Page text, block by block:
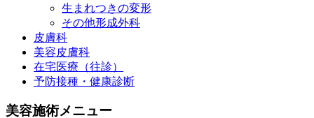
生まれつきの変形
その他形成外科
皮膚科
美容皮膚科
在宅医療（往診）
予防接種・健康診断
美容施術メニュー